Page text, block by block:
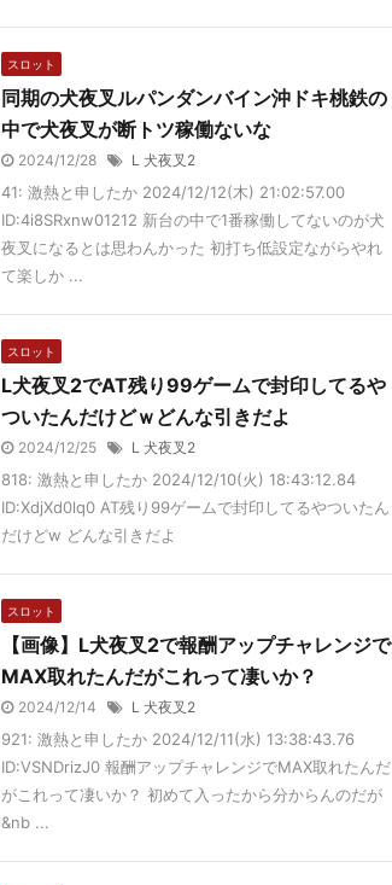
スロット
同期の犬夜叉ルパンダンバイン沖ドキ桃鉄の
中で犬夜叉が断トツ稼働ないな
2024/12/28 L 犬夜叉2
41: 激熱と申したか 2024/12/12(木) 21:02:57.00
ID:4i8SRxnw01212 新台の中で1番稼働してないのが犬
夜叉になるとは思わんかった 初打ち低設定ながらやれ
て楽しか ...
スロット
L犬夜叉2でAT残り99ゲームで封印してるや
ついたんだけどｗどんな引きだよ
2024/12/25 L 犬夜叉2
818: 激熱と申したか 2024/12/10(火) 18:43:12.84
ID:XdjXd0lq0 AT残り99ゲームで封印してるやついたん
だけどw どんな引きだよ
スロット
【画像】L犬夜叉2で報酬アップチャレンジで
MAX取れたんだがこれって凄いか？
2024/12/14 L 犬夜叉2
921: 激熱と申したか 2024/12/11(水) 13:38:43.76
ID:VSNDrizJ0 報酬アップチャレンジでMAX取れたんだ
がこれって凄いか？ 初めて入ったから分からんのだが
&nb ...